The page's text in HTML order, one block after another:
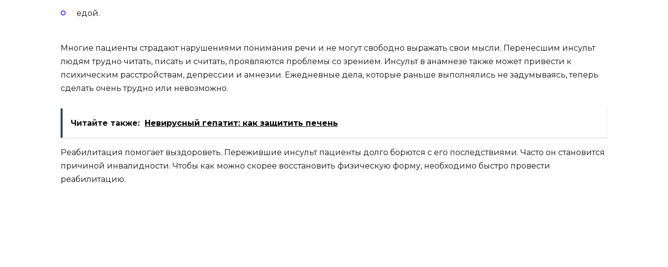
едой.
Многие пациенты страдают нарушениями понимания речи и не могут свободно выражать свои мысли. Перенесшим инсульт
людям трудно читать, писать и считать, проявляются проблемы со зрением. Инсульт в анамнезе также может привести к
психическим расстройствам, депрессии и амнезии. Ежедневные дела, которые раньше выполнялись не задумываясь, теперь
сделать очень трудно или невозможно.
Читайте также: Невирусный гепатит: как защитить печень
Реабилитация помогает выздороветь. Пережившие инсульт пациенты долго борются с его последствиями. Часто он становится
причиной инвалидности. Чтобы как можно скорее восстановить физическую форму, необходимо быстро провести
реабилитацию.